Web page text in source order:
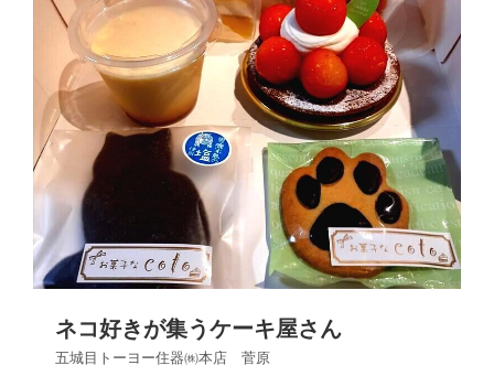
ネコ好きが集うケーキ屋さん
五城目トーヨー住器㈱本店 菅原